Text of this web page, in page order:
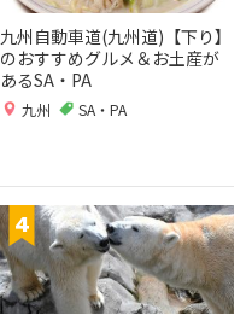
九州自動車道(九州道)【下り】
のおすすめグルメ＆お土産が
あるSA・PA
九州 SA・PA